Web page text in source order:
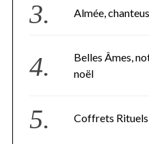
Almée,
Belles Âmes,
noël
Coffrets